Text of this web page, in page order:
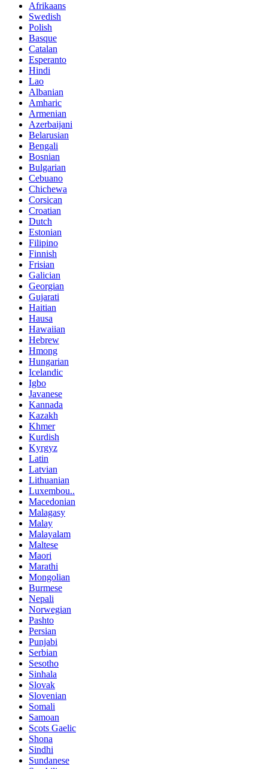
Afrikaans
Swedish
Polish
Basque
Catalan
Esperanto
Hindi
Lao
Albanian
Amharic
Armenian
Azerbaijani
Belarusian
Bengali
Bosnian
Bulgarian
Cebuano
Chichewa
Corsican
Croatian
Dutch
Estonian
Filipino
Finnish
Frisian
Galician
Georgian
Gujarati
Haitian
Hausa
Hawaiian
Hebrew
Hmong
Hungarian
Icelandic
Igbo
Javanese
Kannada
Kazakh
Khmer
Kurdish
Kyrgyz
Latin
Latvian
Lithuanian
Luxembou..
Macedonian
Malagasy
Malay
Malayalam
Maltese
Maori
Marathi
Mongolian
Burmese
Nepali
Norwegian
Pashto
Persian
Punjabi
Serbian
Sesotho
Sinhala
Slovak
Slovenian
Somali
Samoan
Scots Gaelic
Shona
Sindhi
Sundanese